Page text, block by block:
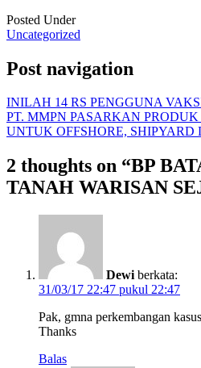
Posted Under
Uncategorized
Post navigation
INILAH 14 RS PENGGUNA
PT. MMPN PASARKAN
UNTUK OFFSHORE,
2 thoughts on “BP
TANAH WARISAN
Dewi berkata:
31/03/17 22:47 pukul 22:47
Pak, gmna perkembangan
Thanks
Balas